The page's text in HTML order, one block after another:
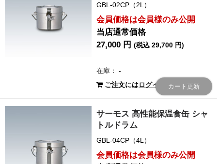
GBL-02CP（2L）
会員価格は会員様のみ公開
当店通常価格
27,000 円(税込 29,700 円)
在庫： -
ご注文にはログイン が必要です
サーモス 高性能保温食缶 シャ
トルドラム
GBL-04CP（4L）
会員価格は会員様のみ公開
カート更新